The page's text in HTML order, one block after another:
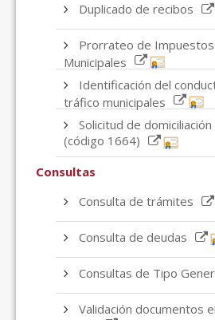
Duplicado de recibos
Prorrateo de
Municipales
Identificación del
tráfico municipales
Solicitud de
(código 1664)
Consultas
Consulta de trámites
Consulta de deudas
Consultas de Tipo
Validación documentos